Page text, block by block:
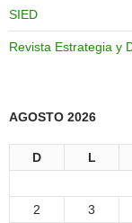
SIED
Revista Estrategia y
AGOSTO 2026
D L
2
3